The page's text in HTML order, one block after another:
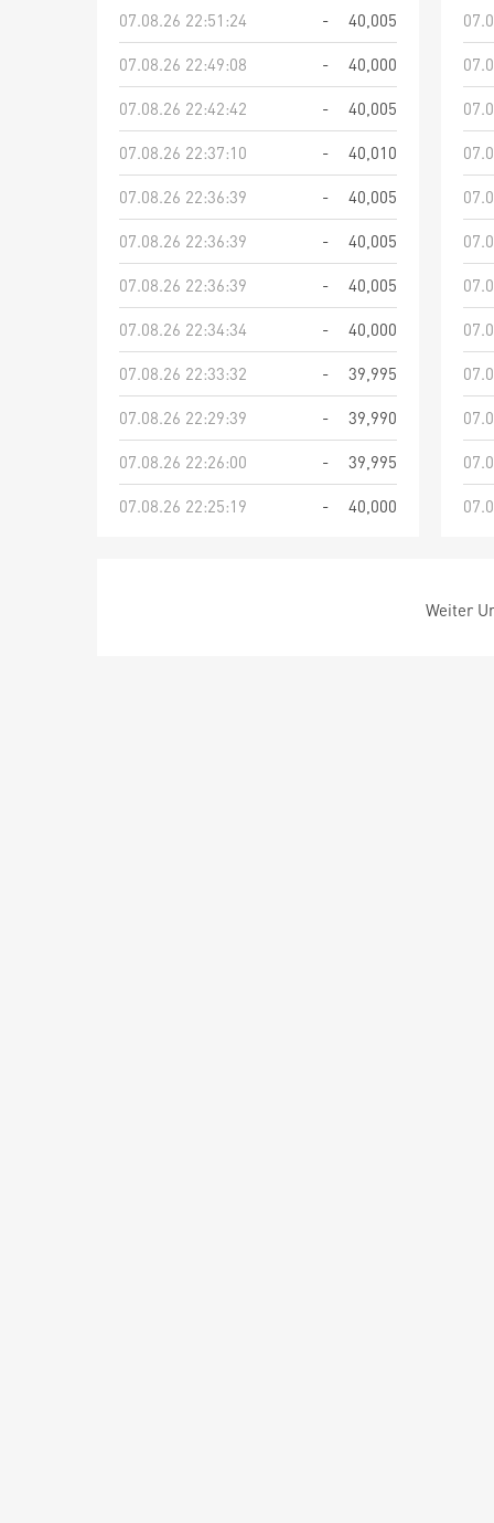
07.08.26 22:51:24
-
40,005
07.08.26 22:49:08
-
40,000
07.08.26 22:42:42
-
40,005
07.08.26 22:37:10
-
40,010
07.08.26 22:36:39
-
40,005
07.08.26 22:36:39
-
40,005
07.08.26 22:36:39
-
40,005
07.08.26 22:34:34
-
40,000
07.08.26 22:33:32
-
39,995
07.08.26 22:29:39
-
39,990
07.08.26 22:26:00
-
39,995
07.08.26 22:25:19
- 40,000
Weiter